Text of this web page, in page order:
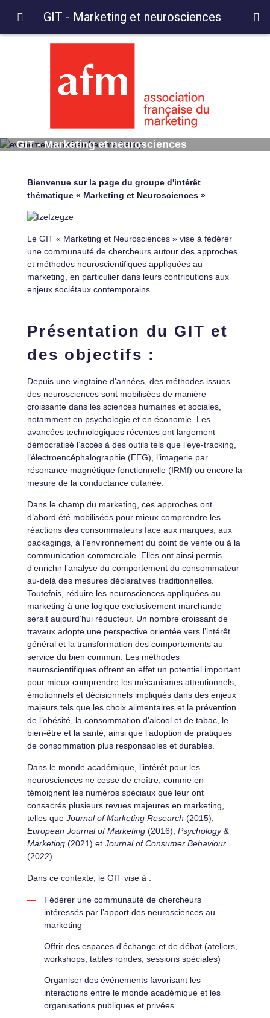
GIT - Marketing et neurosciences
Bienvenue sur la page du groupe d'intérêt
thématique « Marketing et Neurosciences »
Le GIT « Marketing et Neurosciences » vise à fédérer
une communauté de chercheurs autour des approches
et méthodes neuroscientifiques appliquées au
marketing, en particulier dans leurs contributions aux
enjeux sociétaux contemporains.
Présentation du GIT et
des objectifs :
Depuis une vingtaine d'années, des méthodes issues
des neurosciences sont mobilisées de manière
croissante dans les sciences humaines et sociales,
notamment en psychologie et en économie. Les
avancées technologiques récentes ont largement
démocratisé l’accès à des outils tels que l’eye-tracking,
l’électroencéphalographie (EEG), l’imagerie par
résonance magnétique fonctionnelle (IRMf) ou encore la
mesure de la conductance cutanée.
Dans le champ du marketing, ces approches ont
d’abord été mobilisées pour mieux comprendre les
réactions des consommateurs face aux marques, aux
packagings, à l’environnement du point de vente ou à la
communication commerciale. Elles ont ainsi permis
d’enrichir l’analyse du comportement du consommateur
au-delà des mesures déclaratives traditionnelles.
Toutefois, réduire les neurosciences appliquées au
marketing à une logique exclusivement marchande
serait aujourd’hui réducteur. Un nombre croissant de
travaux adopte une perspective orientée vers l’intérêt
général et la transformation des comportements au
service du bien commun. Les méthodes
neuroscientifiques offrent en effet un potentiel important
pour mieux comprendre les mécanismes attentionnels,
émotionnels et décisionnels impliqués dans des enjeux
majeurs tels que les choix alimentaires et la prévention
de l’obésité, la consommation d’alcool et de tabac, le
bien-être et la santé, ainsi que l’adoption de pratiques
de consommation plus responsables et durables.
Dans le monde académique, l’intérêt pour les
neurosciences ne cesse de croître, comme en
témoignent les numéros spéciaux que leur ont
consacrés plusieurs revues majeures en marketing,
telles queJournal of Marketing Research (2015),
European Journal of Marketing (2016),Psychology &
Marketing (2021) etJournal of Consumer Behaviour
(2022).
Dans ce contexte, le GIT vise à :
Fédérer une communauté de chercheurs
intéressés par l’apport des neurosciences au
marketing
Offrir des espaces d'échange et de débat (ateliers,
workshops, tables rondes, sessions spéciales)
Organiser des événements favorisant les
interactions entre le monde académique et les
organisations publiques et privées
GIT - Marketing et neurosciences